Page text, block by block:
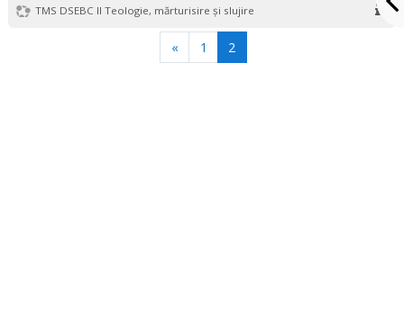
TMS DSEBC II Teologie, mărturisire și slujire
«Anterior
1 2